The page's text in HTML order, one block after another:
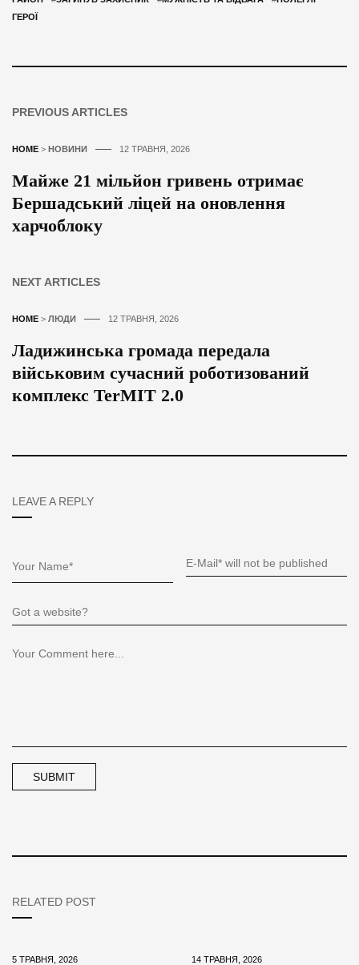
ГЕРОЇ
PREVIOUS ARTICLES
HOME > НОВИНИ 12 ТРАВНЯ, 2026
Майже 21 мільйон гривень отримає
Бершадський ліцей на оновлення
харчоблоку
NEXT ARTICLES
HOME > ЛЮДИ 12 ТРАВНЯ, 2026
Ладижинська громада передала
військовим сучасний роботизований
комплекс TerMIT 2.0
LEAVE A REPLY
RELATED POST
5 ТРАВНЯ, 2026 14 ТРАВНЯ, 2026